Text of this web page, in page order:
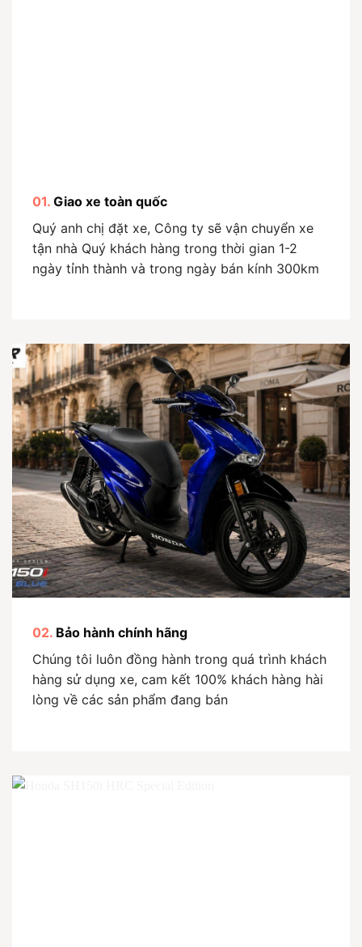
01. Giao xe toàn quốc
Quý anh chị đặt xe, Công ty sẽ vận chuyển xe
tận nhà Quý khách hàng trong thời gian 1-2
ngày tỉnh thành và trong ngày bán kính 300km
02. Bảo hành chính hãng
Chúng tôi luôn đồng hành trong quá trình khách
hàng sử dụng xe, cam kết 100% khách hàng hài
lòng về các sản phẩm đang bán